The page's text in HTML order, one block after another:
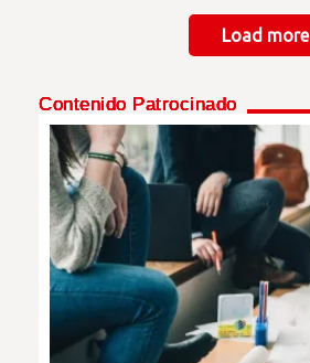
Load more
Contenido Patrocinado